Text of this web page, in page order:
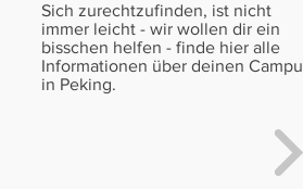
Sich zurechtzufinden, ist nicht
immer leicht - wir wollen dir ein
bisschen helfen - finde hier alle
Informationen über deinen
in Peking.